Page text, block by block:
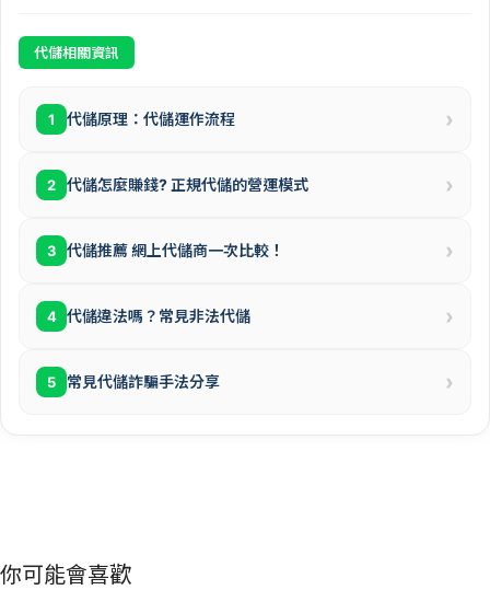
代儲相關資訊
1 代儲原理：代儲運作流程 ›
2 代儲怎麼賺錢? 正規代儲的營運模式 ›
3 代儲推薦 網上代儲商一次比較！ ›
4 代儲違法嗎？常見非法代儲 ›
5 常見代儲詐騙手法分享 ›
你可能會喜歡